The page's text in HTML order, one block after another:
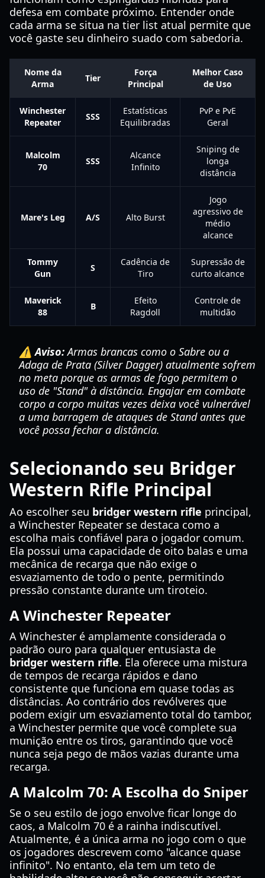
defesa em combate próximo. Entender onde
cada arma se situa na tier list atual permite que
você gaste seu dinheiro suado com sabedoria.
Nome da
Arma
Tier
Força
Principal
Melhor Caso
de Uso
Winchester
Repeater
SSS
Estatísticas
Equilibradas
PvP e PvE
Geral
Malcolm
70
SSS
Alcance
Infinito
Sniping de
longa
distância
Mare's Leg A/S Alto Burst
Jogo
agressivo de
médio
alcance
Tommy
Gun
S
Cadência de
Tiro
Supressão de
curto alcance
Maverick
88
B
Efeito
Ragdoll
Controle de
multidão
⚠️ Aviso:Armas brancas como o Sabre ou a
Adaga de Prata (Silver Dagger) atualmente sofrem
no meta porque as armas de fogo permitem o
uso de "Stand" à distância. Engajar em combate
corpo a corpo muitas vezes deixa você vulnerável
a uma barragem de ataques de Stand antes que
você possa fechar a distância.
Selecionando seu Bridger
Western Rifle Principal
Ao escolher seu bridger western rifle principal,
a Winchester Repeater se destaca como a
escolha mais confiável para o jogador comum.
Ela possui uma capacidade de oito balas e uma
mecânica de recarga que não exige o
esvaziamento de todo o pente, permitindo
pressão constante durante um tiroteio.
A Winchester Repeater
A Winchester é amplamente considerada o
padrão ouro para qualquer entusiasta de
bridger western rifle. Ela oferece uma mistura
de tempos de recarga rápidos e dano
consistente que funciona em quase todas as
distâncias. Ao contrário dos revólveres que
podem exigir um esvaziamento total do tambor,
a Winchester permite que você complete sua
munição entre os tiros, garantindo que você
nunca seja pego de mãos vazias durante uma
recarga.
A Malcolm 70: A Escolha do Sniper
Se o seu estilo de jogo envolve ficar longe do
caos, a Malcolm 70 é a rainha indiscutível.
Atualmente, é a única arma no jogo com o que
os jogadores descrevem como "alcance quase
infinito". No entanto, ela tem um teto de